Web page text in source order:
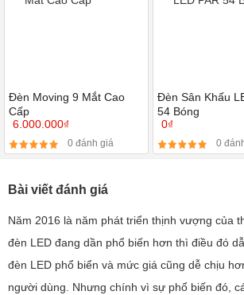
Đèn Moving 9 Mắt Cao
Cấp
6.000.000₫
0 đánh giá
Đèn Sân Khấu
54 Bóng
0₫
0
Bài viết đánh giá
Năm 2016 là năm phát triển thịnh vượng của
đèn LED đang dần phổ biến hơn thì điều đó
đèn LED phổ biển và mức giá cũng dễ chịu
người dùng. Nhưng chính vì sự phổ biến đó,